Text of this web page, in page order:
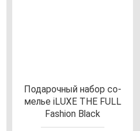
Пода­роч­ный на­бор со­
мелье iLUXE THE FULL
Fas­hi­on Black